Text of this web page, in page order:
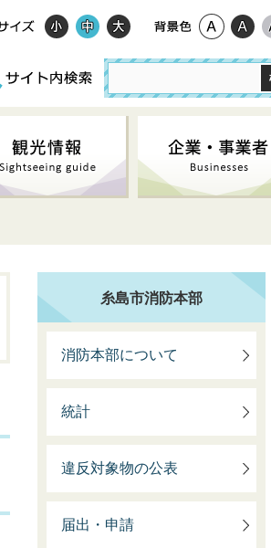
糸島市消防本部
消防本部について
統計
違反対象物の公表
届出・申請